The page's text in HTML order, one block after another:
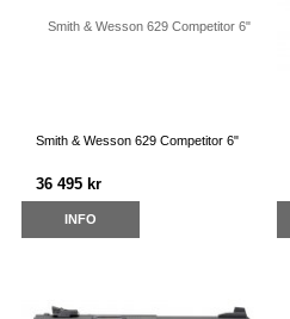
Smith & Wesson 629 Competitor 6"
36 495 kr
INFO